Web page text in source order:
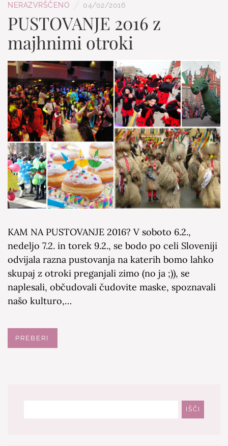
NERAZVRŠČENO 04/02/2016
PUSTOVANJE 2016 z
majhnimi otroki
KAM NA PUSTOVANJE 2016? V soboto 6.2.,
nedeljo 7.2. in torek 9.2., se bodo po celi Sloveniji
odvijala razna pustovanja na katerih bomo lahko
skupaj z otroki preganjali zimo (no ja ;)), se
naplesali, občudovali čudovite maske, spoznavali
našo kulturo,…
PREBERI
IŠČI